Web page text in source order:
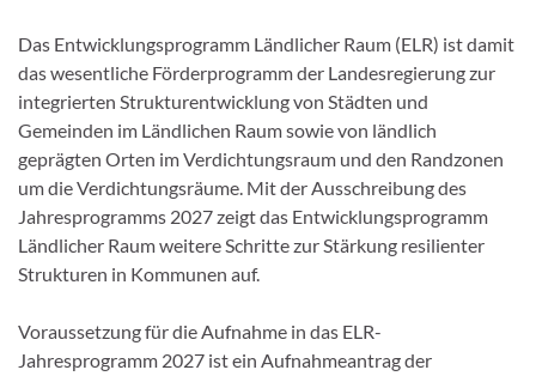
Das Entwicklungsprogramm Ländlicher Raum (ELR) ist damit
das wesentliche Förderprogramm der Landesregierung zur
integrierten Strukturentwicklung von Städten und
Gemeinden im Ländlichen Raum sowie von ländlich
geprägten Orten im Verdichtungsraum und den Randzonen
um die Verdichtungsräume. Mit der Ausschreibung des
Jahresprogramms 2027 zeigt das Entwicklungsprogramm
Ländlicher Raum weitere Schritte zur Stärkung resilienter
Strukturen in Kommunen auf.
Voraussetzung für die Aufnahme in das ELR-
Jahresprogramm 2027 ist ein Aufnahmeantrag der